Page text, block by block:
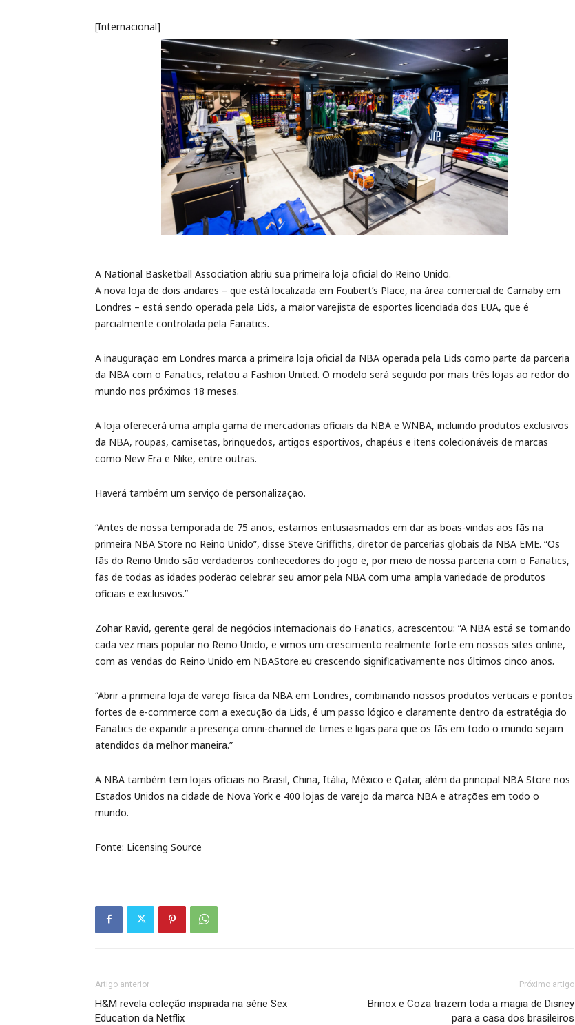
[Internacional]
A National Basketball Association abriu sua primeira loja oficial do Reino Unido.
A nova loja de dois andares – que está localizada em Foubert’s Place, na área comercial de Carnaby em
Londres – está sendo operada pela Lids, a maior varejista de esportes licenciada dos EUA, que é
parcialmente controlada pela Fanatics.
A inauguração em Londres marca a primeira loja oficial da NBA operada pela Lids como parte da parceria
da NBA com o Fanatics, relatou a Fashion United. O modelo será seguido por mais três lojas ao redor do
mundo nos próximos 18 meses.
A loja oferecerá uma ampla gama de mercadorias oficiais da NBA e WNBA, incluindo produtos exclusivos
da NBA, roupas, camisetas, brinquedos, artigos esportivos, chapéus e itens colecionáveis de marcas
como New Era e Nike, entre outras.
Haverá também um serviço de personalização.
“Antes de nossa temporada de 75 anos, estamos entusiasmados em dar as boas-vindas aos fãs na
primeira NBA Store no Reino Unido”, disse Steve Griffiths, diretor de parcerias globais da NBA EME. “Os
fãs do Reino Unido são verdadeiros conhecedores do jogo e, por meio de nossa parceria com o Fanatics,
fãs de todas as idades poderão celebrar seu amor pela NBA com uma ampla variedade de produtos
oficiais e exclusivos.”
Zohar Ravid, gerente geral de negócios internacionais do Fanatics, acrescentou: “A NBA está se tornando
cada vez mais popular no Reino Unido, e vimos um crescimento realmente forte em nossos sites online,
com as vendas do Reino Unido em NBAStore.eu crescendo significativamente nos últimos cinco anos.
“Abrir a primeira loja de varejo física da NBA em Londres, combinando nossos produtos verticais e pontos
fortes de e-commerce com a execução da Lids, é um passo lógico e claramente dentro da estratégia do
Fanatics de expandir a presença omni-channel de times e ligas para que os fãs em todo o mundo sejam
atendidos da melhor maneira.”
A NBA também tem lojas oficiais no Brasil, China, Itália, México e Qatar, além da principal NBA Store nos
Estados Unidos na cidade de Nova York e 400 lojas de varejo da marca NBA e atrações em todo o
mundo.
Fonte: Licensing Source
Artigo anterior
H&M revela coleção inspirada na série Sex
Education da Netflix
Próximo artigo
Brinox e Coza trazem toda a magia de Disney
para a casa dos brasileiros